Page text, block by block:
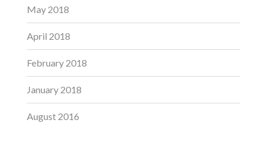
May 2018
April 2018
February 2018
January 2018
August 2016